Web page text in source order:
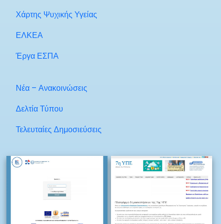
Χάρτης Ψυχικής Υγείας
ΕΛΚΕΑ
Έργα ΕΣΠΑ
Νέα – Ανακοινώσεις
Δελτία Τύπου
Τελευταίες Δημοσιεύσεις